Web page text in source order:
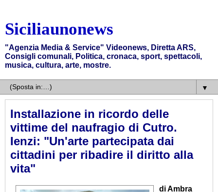
Siciliaunonews
"Agenzia Media & Service" Videonews, Diretta ARS,
Consigli comunali, Politica, cronaca, sport, spettacoli,
musica, cultura, arte, mostre.
▼
Installazione in ricordo delle
vittime del naufragio di Cutro.
Ienzi: "Un'arte partecipata dai
cittadini per ribadire il diritto alla
vita"
di Ambra